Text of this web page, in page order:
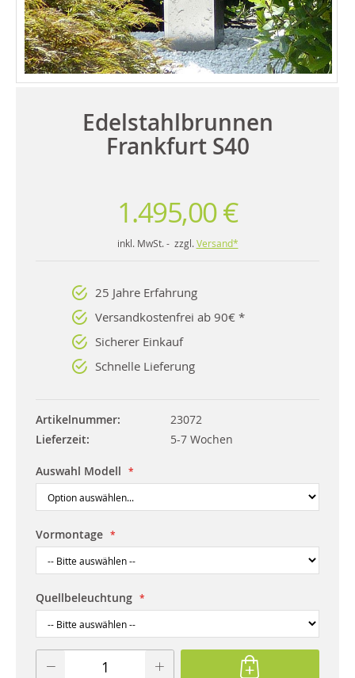
Edelstahlbrunnen
Frankfurt S40
1.495,00 €
inkl. MwSt. - zzgl. Versand*
25 Jahre Erfahrung
Versandkostenfrei ab 90€ *
Sicherer Einkauf
Schnelle Lieferung
Artikelnummer
23072
Lieferzeit
5-7 Wochen
Auswahl Modell
Vormontage
Quellbeleuchtung